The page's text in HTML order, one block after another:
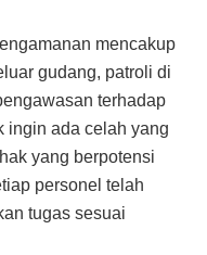
mencakup
gudang, patroli di
terhadap
ingin ada celah yang
yang berpotensi
personel telah
tugas sesuai